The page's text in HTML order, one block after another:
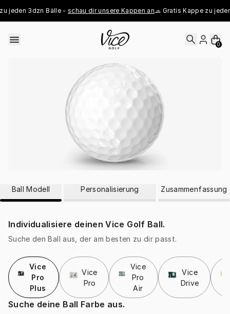
jeden 3dzn Bälle - schau dir unsere Kappen an🧢 Gratis Kappe zu
0
Ball Modell Personalisierung Zusammenfassung
Individualisiere deinen Vice Golf Ball.
Suche den Ball aus, der am besten zu dir passt.
Vice
Pro
Plus
Vice
Pro
Vice
Pro
Air
Vice
Drive
Suche deine Ball Farbe aus.